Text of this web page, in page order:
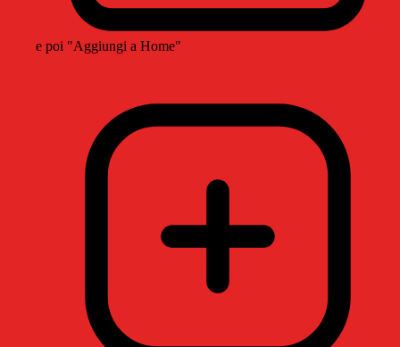
e poi "Aggiungi a Home"